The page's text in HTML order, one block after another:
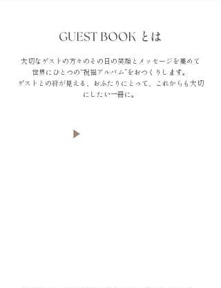
大切なゲストの方々のその日の笑顔とメッセージを集めて
世界にひとつの“祝福アルバム”をおつくりします。
ゲストとの絆が見える、おふたりにとって、これからも大切
にしたい一冊に。
MOVIE